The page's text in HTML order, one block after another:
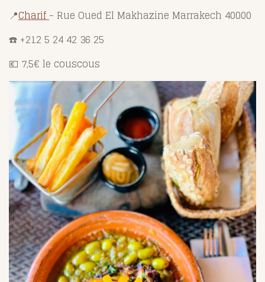
📍Charif- Rue Oued El Makhazine Marrakech 40000
☎️ +212 5 24 42 36 25
💶 7,5€ le couscous